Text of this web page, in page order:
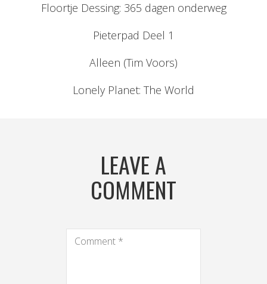
Floortje Dessing: 365 dagen onderweg
Pieterpad Deel 1
Alleen (Tim Voors)
Lonely Planet: The World
LEAVE A
COMMENT